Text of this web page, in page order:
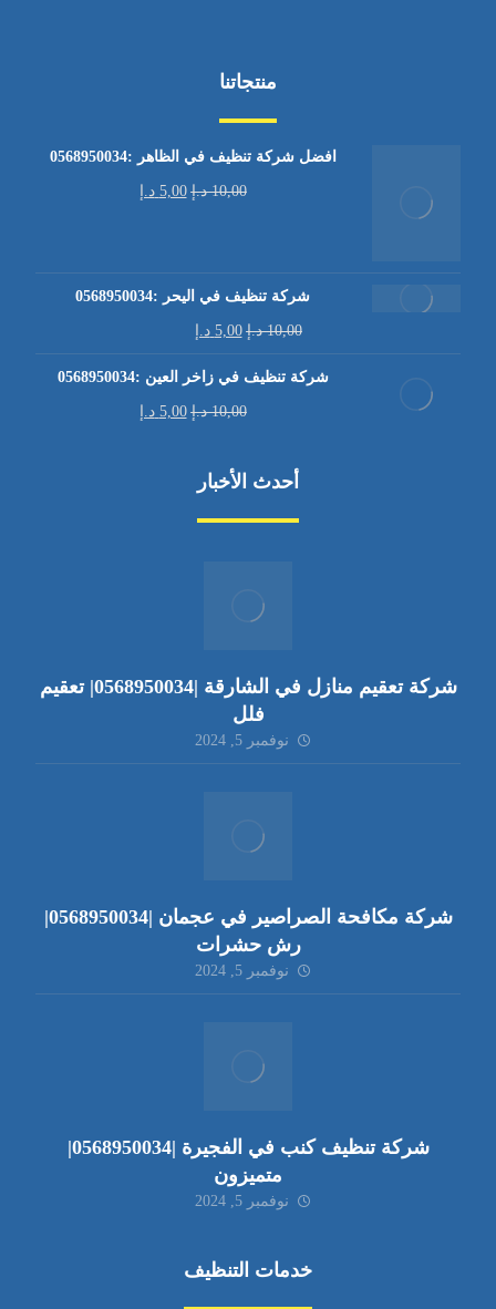
منتجاتنا
افضل شركة تنظيف في الظاهر :0568950034
10,00 د.إ 5,00 د.إ
شركة تنظيف في اليحر :0568950034
10,00 د.إ 5,00 د.إ
شركة تنظيف في زاخر العين :0568950034
10,00 د.إ 5,00 د.إ
أحدث الأخبار
شركة تعقيم منازل في الشارقة |0568950034| تعقيم
فلل
نوفمبر 5, 2024
شركة مكافحة الصراصير في عجمان |0568950034|
رش حشرات
نوفمبر 5, 2024
شركة تنظيف كنب في الفجيرة |0568950034|
متميزون
نوفمبر 5, 2024
خدمات التنظيف